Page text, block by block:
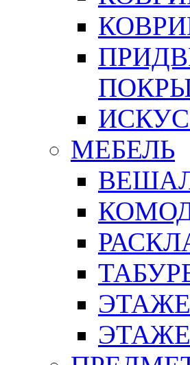
МЕБЕЛЬ